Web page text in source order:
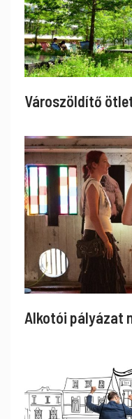
Városzöldítő
Alkotói pályázat